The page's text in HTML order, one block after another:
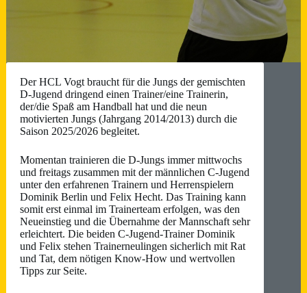
Der HCL Vogt braucht für die Jungs der gemischten
D-Jugend dringend einen Trainer/eine Trainerin,
der/die Spaß am Handball hat und die neun
motivierten Jungs (Jahrgang 2014/2013) durch die
Saison 2025/2026 begleitet.
Momentan trainieren die D-Jungs immer mittwochs
und freitags zusammen mit der männlichen C-Jugend
unter den erfahrenen Trainern und Herrenspielern
Dominik Berlin und Felix Hecht. Das Training kann
somit erst einmal im Trainerteam erfolgen, was den
Neueinstieg und die Übernahme der Mannschaft sehr
erleichtert. Die beiden C-Jugend-Trainer Dominik
und Felix stehen Trainerneulingen sicherlich mit Rat
und Tat, dem nötigen Know-How und wertvollen
Tipps zur Seite.